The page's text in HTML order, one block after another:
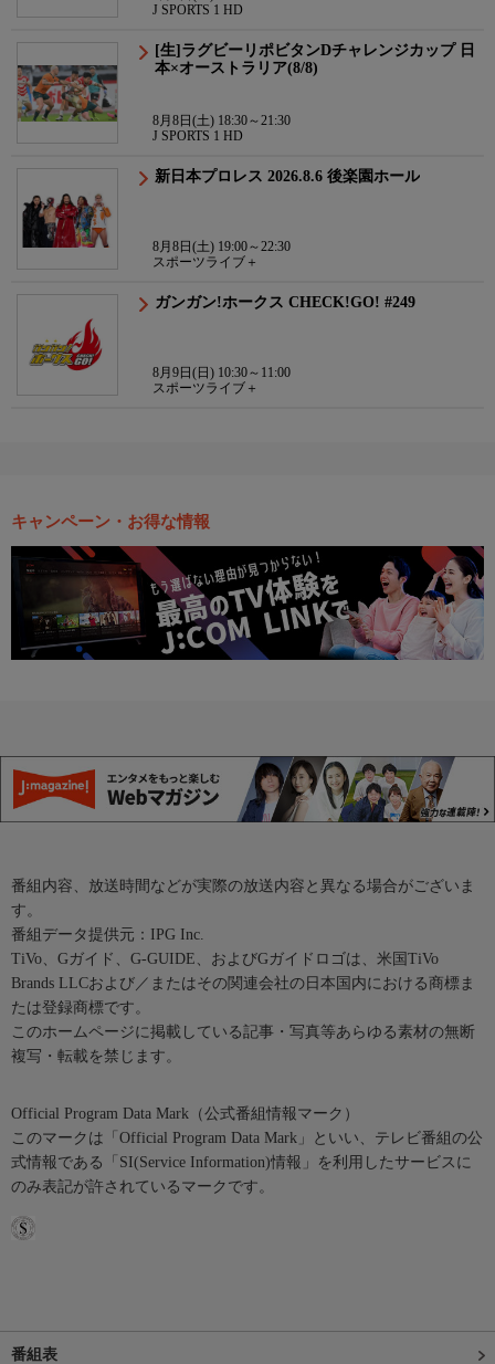
J SPORTS 1 HD
[生]ラグビーリポビタンDチャレンジカップ 日
本×オーストラリア(8/8)
8月8日(土) 18:30～21:30
J SPORTS 1 HD
新日本プロレス 2026.8.6 後楽園ホール
8月8日(土) 19:00～22:30
スポーツライブ＋
ガンガン!ホークス CHECK!GO! #249
8月9日(日) 10:30～11:00
スポーツライブ＋
キャンペーン・お得な情報
番組内容、放送時間などが実際の放送内容と異なる場合がございま
す。
番組データ提供元：IPG Inc.
TiVo、Gガイド、G-GUIDE、およびGガイドロゴは、米国TiVo
Brands LLCおよび／またはその関連会社の日本国内における商標ま
たは登録商標です。
このホームページに掲載している記事・写真等あらゆる素材の無断
複写・転載を禁じます。
Official Program Data Mark（公式番組情報マーク）
このマークは「Official Program Data Mark」といい、テレビ番組の公
式情報である「SI(Service Information)情報」を利用したサービスに
のみ表記が許されているマークです。
番組表